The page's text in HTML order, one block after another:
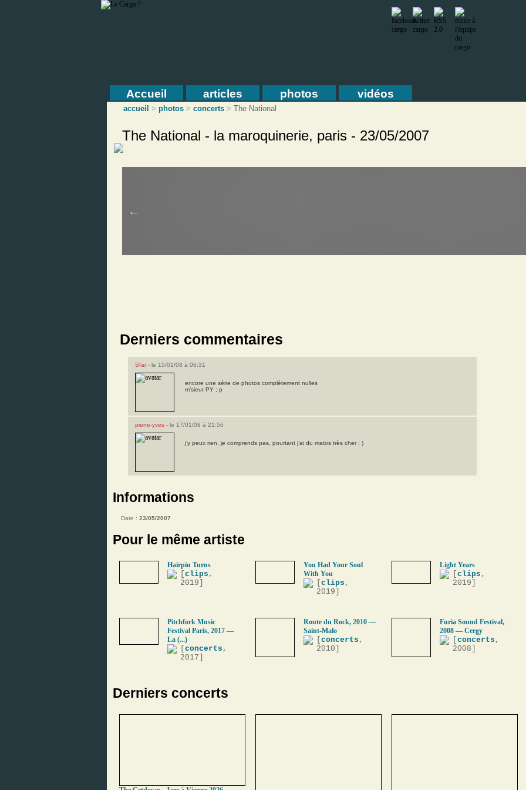
Accueil articles photos vidéos
accueil > photos > concerts > The National
The National - la maroquinerie, paris - 23/05/2007
Derniers commentaires
Sfar - le 15/01/08 à 06:31
encore une série de photos complètement nulles
m’sieur PY ; p
pierre-yves - le 17/01/08 à 21:56
j’y peux rien, je comprends pas, pourtant j’ai du matos très cher ; )
Informations
Date : 23/05/2007
Pour le même artiste
Hairpin Turns
clips ,
2019]
You Had Your Soul
With You
clips ,
2019]
Light Years
clips ,
2019]
Pitchfork Music
Festival Paris, 2017 —
La (...)
concerts ,
2017]
Route du Rock, 2010 —
Saint-Malo
concerts ,
2010]
Furia Sound Festival,
2008 — Cergy
concerts ,
2008]
Derniers concerts